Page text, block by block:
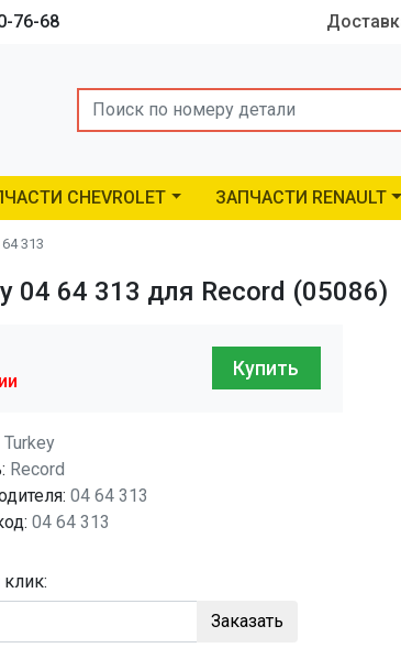
76-68
Search
CHEVROLET ЗАПЧАСТИ RENAULT
313
04 64 313 для Record (05086)
Купить
Turkey
Record
04 64 313
04 64 313
Заказать